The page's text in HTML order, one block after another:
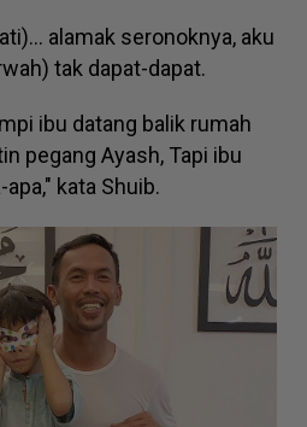
alamak seronoknya, aku
tak dapat-dapat.
ibu datang balik rumah
pegang Ayash, Tapi ibu
kata Shuib.